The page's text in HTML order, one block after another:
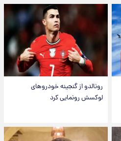
رونالدو از گنجینه خودروهای
لوکسش رونمایی کرد